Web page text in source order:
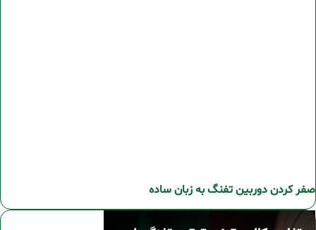
صفر کردن دوربین تفنگ به زبان ساده